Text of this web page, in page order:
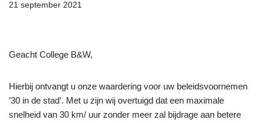
21 september 2021
Geacht College B&W,
Hierbij ontvangt u onze waardering voor uw beleidsvoornemen
’30 in de stad’. Met u zijn wij overtuigd dat een maximale
snelheid van 30 km/ uur zonder meer zal bijdrage aan betere